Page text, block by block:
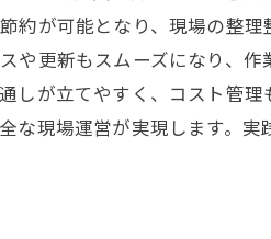
約が可能となり、現場の整理
や更新もスムーズになり、作
しが立てやすく、コスト管理
な現場運営が実現します。実